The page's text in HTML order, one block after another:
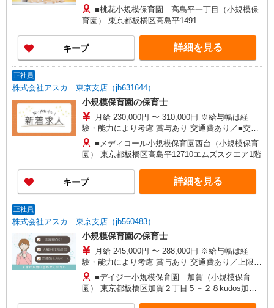
番：7:15〜8:00 時給1,500円 遅番：17:00〜
18:30 時給1,500円 賞与・早朝手当・遅番手当・
被服手当★ 試用期間3ヶ月（同条件）
■桃花小規模保育園 高島平一丁目（小規模保
育園） 東京都板橋区高島平1491
キープ 詳細を見る
正社員
株式会社アスカ 東京支店（jb631644）
小規模保育園の保育士
月給 230,000円 〜 310,000円 ※給与幅は経
験・能力により考慮 賞与あり 交通費あり／■交通
費支給（上限30,000円/月） ◇基本給 180000〜
260000円 ◇資格手当 20000 ◇その他手当
30000
■メディコール小規模保育園西台（小規模保育
園） 東京都板橋区高島平12710エムズスクエア1階
キープ 詳細を見る
正社員
株式会社アスカ 東京支店（jb560483）
小規模保育園の保育士
月給 245,000円 〜 288,000円 ※給与幅は経
験・能力により考慮 賞与あり 交通費あり／上限2
万円まで
■デイジー小規模保育園 加賀（小規模保育
園） 東京都板橋区加賀２丁目５－２８kudos加賀1